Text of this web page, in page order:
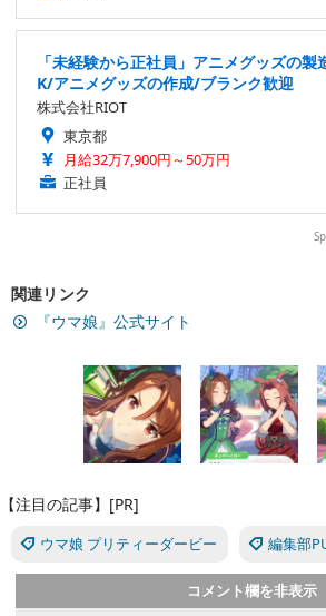
「未経験から正社員」アニメグッズの
K/アニメグッズの作成/ブランク歓迎
株式会社RIOT
東京都
月給32万7,900円～50万円
正社員
関連リンク
『ウマ娘』公式サイト
【注目の記事】[PR]
ウマ娘 プリティーダービー 編集部
コメント欄を非表示